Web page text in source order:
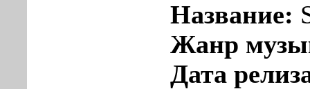
Название:
Жанр
Дата